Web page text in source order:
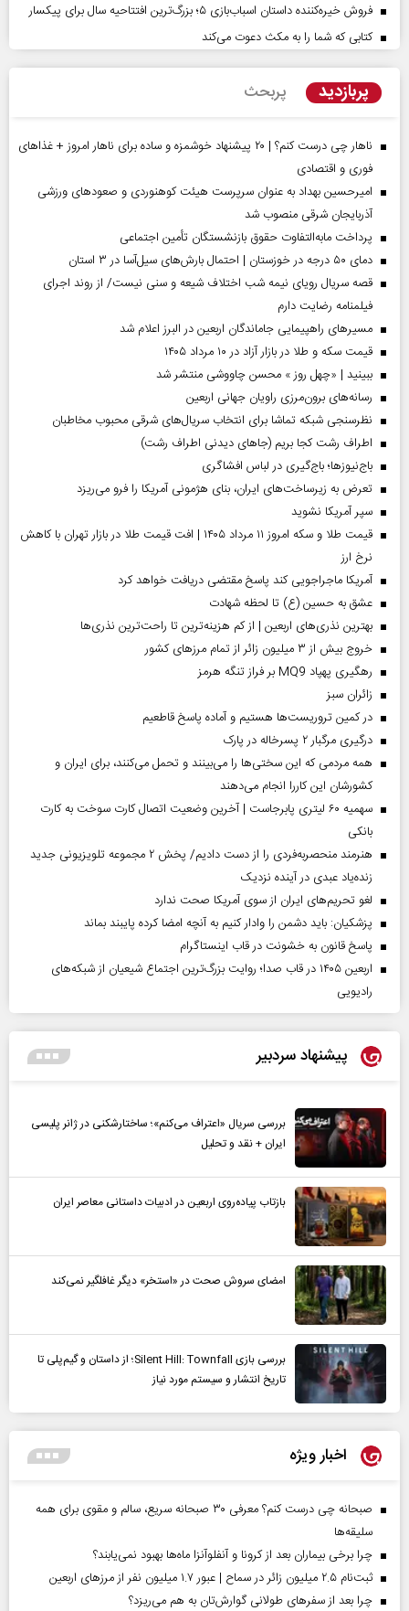
فروش خیره‌کننده داستان اسباب‌بازی ۵؛ بزرگ‌ترین افتتاحیه سال برای پیکسار
کتابی که شما را به مکث دعوت می‌کند
پربازدید پربحث
ناهار چی درست کنم؟ | ۲۰ پیشنهاد خوشمزه و ساده برای ناهار امروز + غذاهای
فوری و اقتصادی
امیرحسین بهداد به عنوان سرپرست هیئت کوهنوردی و صعودهای ورزشی
آذربایجان شرقی منصوب شد
پرداخت مابه‌التفاوت حقوق بازنشستگان تأمین اجتماعی
دمای ۵۰ درجه در خوزستان | احتمال بارش‌های سیل‌آسا در ۳ استان
قصه سریال رویای نیمه شب اختلاف شیعه و سنی نیست/ از روند اجرای
فیلمنامه رضایت دارم
مسیر‌های راهپیمایی جاماندگان اربعین در البرز اعلام شد
قیمت سکه و طلا در بازار آزاد در ۱۰ مرداد ۱۴۰۵
ببینید | «چهل روز » محسن چاووشی منتشر شد
رسانه‌های برون‌مرزی راویان جهانی اربعین
نظرسنجی شبکه تماشا برای انتخاب سریال‌های شرقی محبوب مخاطبان
اطراف رشت کجا بریم (جاهای دیدنی اطراف رشت)
باج‌نیوزها؛ باج‌گیری در لباس افشاگری
تعرض به زیرساخت‌های ایران، بنای هژمونی آمریکا را فرو می‌ریزد
سپر آمریکا نشوید
قیمت طلا و سکه امروز ۱۱ مرداد ۱۴۰۵ | افت قیمت طلا در بازار تهران با کاهش
نرخ ارز
آمریکا ماجراجویی کند پاسخ مقتضی دریافت خواهد کرد
عشق به حسین (ع) تا لحظه شهادت
بهترین نذری‌های اربعین | از کم هزینه‌ترین تا راحت‌ترین نذری‌ها
خروج بیش از ۳ میلیون زائر از تمام مرز‌های کشور
رهگیری پهپاد MQ9 بر فراز تنگه هرمز
‌زائران سبز
در کمین تروریست‌ها هستیم و آماده پاسخ قاطعیم
درگیری مرگبار ۲ پسرخاله در پارک
همه مردمی که این سختی‌ها را می‌بینند و تحمل می‌کنند، برای ایران و
کشورشان این کاررا انجام می‌دهند
سهمیه ۶۰ لیتری پابرجاست | آخرین وضعیت اتصال کارت سوخت به کارت
بانکی
هنرمند منحصر‌به‌فردی را از دست دادیم/ پخش ۲ مجموعه تلویزیونی جدید
زنده‌یاد عبدی در آینده نزدیک
لغو تحریم‌های ایران از سوی آمریکا صحت ندارد
پزشکیان: باید دشمن را وادار کنیم به آنچه امضا کرده پایبند بماند
پاسخ قانون به خشونت در قاب اینستاگرام
اربعین ۱۴۰۵ در قاب صدا؛ روایت بزرگ‌ترین اجتماع شیعیان از شبکه‌های
رادیویی
پیشنهاد سردبیر
بررسی سریال «اعتراف می‌کنم»؛ ساختارشکنی در ژانر پلیسی
ایران + نقد و تحلیل
بازتاب پیاده‌روی اربعین در ادبیات داستانی معاصر ایران
امضای سروش صحت در «استخر» دیگر غافلگیر نمی‌کند
بررسی بازی Silent Hill: Townfall؛ از داستان و گیم‌پلی تا
تاریخ انتشار و سیستم مورد نیاز
اخبار ویژه
صبحانه چی درست کنم؟ معرفی ۳۰ صبحانه سریع، سالم و مقوی برای همه
سلیقه‌ها
چرا برخی بیماران بعد از کرونا و آنفلوآنزا ماه‌ها بهبود نمی‌یابند؟
ثبت‌نام ۲.۵ میلیون زائر در سماح | عبور ۱.۷ میلیون نفر از مرز‌های اربعین
چرا بعد از سفرهای طولانی گوارش‌تان به هم می‌ریزد؟